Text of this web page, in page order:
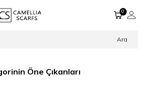
Ara
0
Öne Çıkanları